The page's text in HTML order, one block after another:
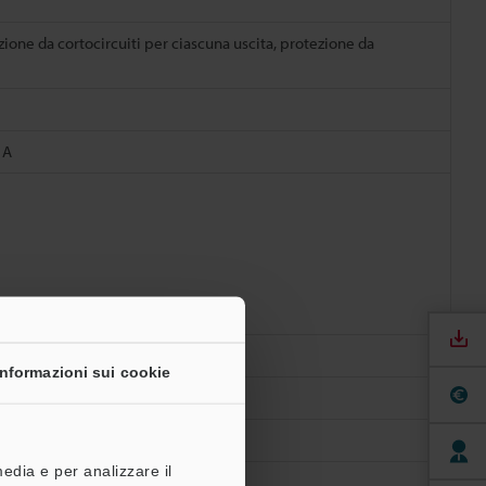
sui cookie
e per analizzare il
da cortocircuiti per ciascuna uscita, protezione da